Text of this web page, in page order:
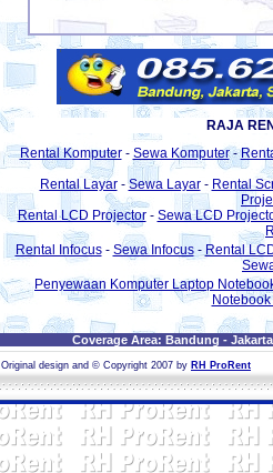
RAJA
Rental Komputer- Sewa Komputer-
Rental Layar-Sewa Layar- Rental
Rental LCD Projector- Sewa LCD
Rental Infocus- Sewa Infocus- Rental
Penyewaan Komputer Laptop
Coverage Area: Bandung -
Original design and © Copyright 2007 by RH ProRent